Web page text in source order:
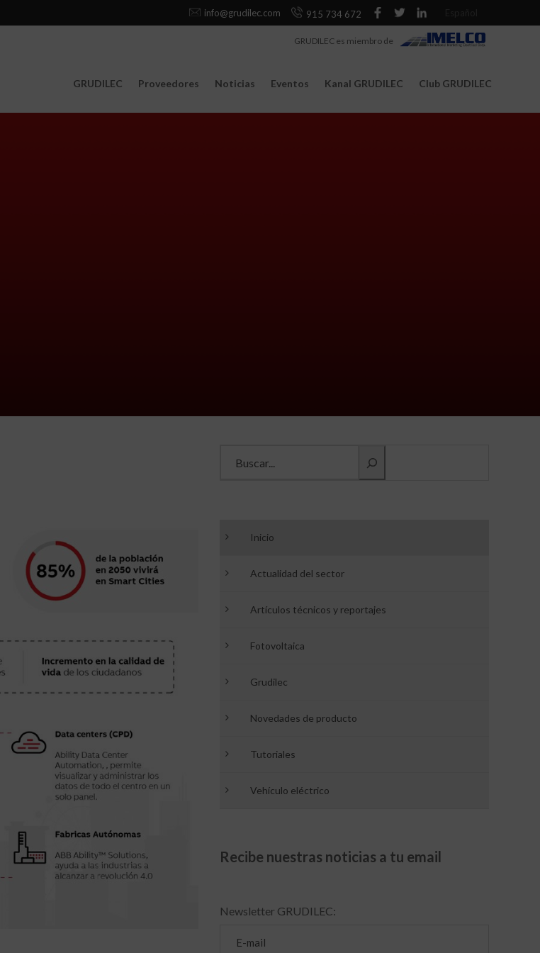
info@grudilec.com 915 734 672
GRUDILEC Proveedores Noticias Eventos Kanal GRUDILEC Club GRUDILEC
GRUDILEC es miembro de
Inicio
Actualidad del sector
Artículos técnicos y reportajes
Fotovoltaica
Grudilec
Novedades de producto
Tutoriales
Vehículo eléctrico
Recibe nuestras noticias a tu email
Newsletter GRUDILEC: